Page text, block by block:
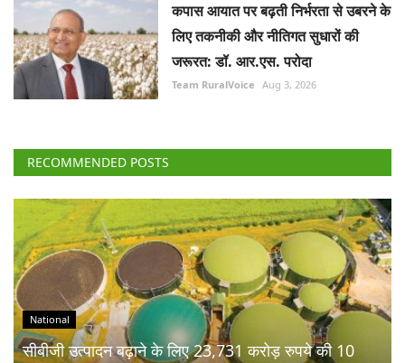
कपास आयात पर बढ़ती निर्भरता से उबरने के
लिए तकनीकी और नीतिगत सुधारों की
जरूरत: डॉ. आर.एस. परोदा
Team RuralVoice Aug 3, 2026
RECOMMENDED POSTS
National
सीबीजी उत्पादन बढ़ाने के लिए 23,731 करोड़ रुपये की 10